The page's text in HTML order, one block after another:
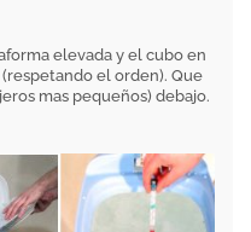
elevada y el cubo en
el orden). Que
mas pequeños) debajo.